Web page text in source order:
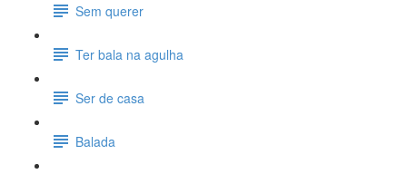
Sem querer
Ter bala na agulha
Ser de casa
Balada